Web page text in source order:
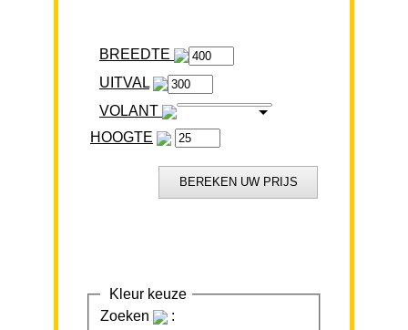
BREEDTE
VOLANT
HOOGTE
Kleur keuze
Zoeken
: